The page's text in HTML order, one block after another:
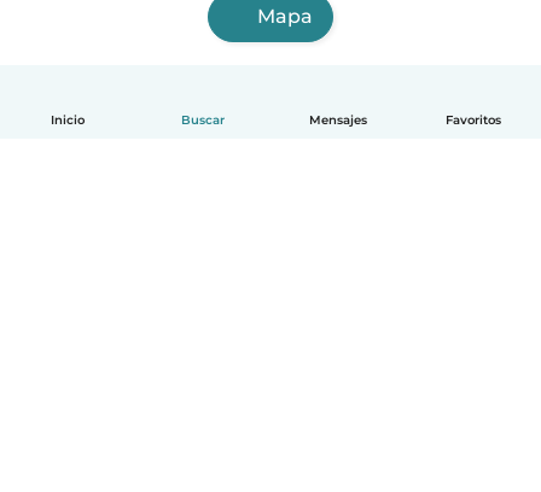
Inicio Buscar Mensajes Favoritos
Mapa